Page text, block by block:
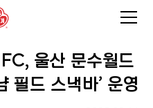
울산 문수월드
필드 스낵바’ 운영